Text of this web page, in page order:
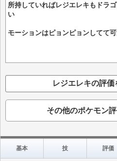
所持していればレジエレキもドラ
い
モーションはピョンピョンしてて
レジエレキの評価
その他のポケモン
基本 技 評価